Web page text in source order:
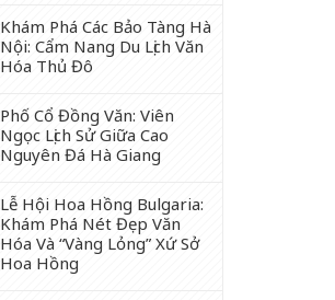
Khám Phá Các Bảo Tàng Hà
Nội: Cẩm Nang Du Lịch Văn
Hóa Thủ Đô
Phố Cổ Đồng Văn: Viên
Ngọc Lịch Sử Giữa Cao
Nguyên Đá Hà Giang
Lễ Hội Hoa Hồng Bulgaria:
Khám Phá Nét Đẹp Văn
Hóa Và “Vàng Lỏng” Xứ Sở
Hoa Hồng